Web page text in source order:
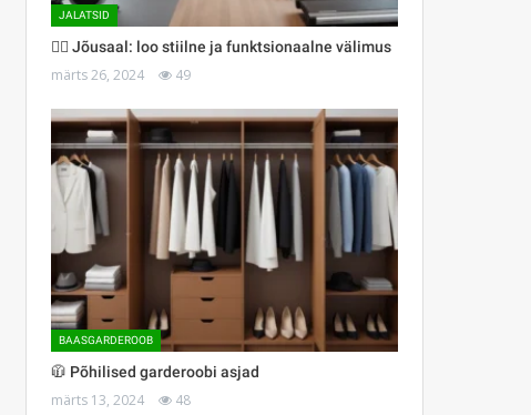
JALATSID
🏋️‍♀️ Jõusaal: loo stiilne ja funktsionaalne välimus
märts 26, 2024 49
BAASGARDEROOB
🧥 Põhilised garderoobi asjad
märts 13, 2024 48